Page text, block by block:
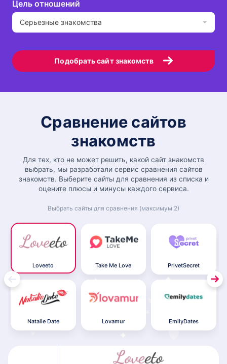
Цель отношений
Серьезные знакомства
Подобрать сайт знакомств
Сравнение сайтов
знакомств
Для тех, кто не может решить, какой сайт знакомств
выбрать, мы разработали сервис сравнения сайтов
знакомств. Выберите сайты для сравнения из списка и
оцените плюсы и минусы каждого сервиса.
Выбрать сайты для сравнения (максимум 2)
Loveeto Take Me Love PrivetSecret
Natalie Date Lovamur EmilyDates